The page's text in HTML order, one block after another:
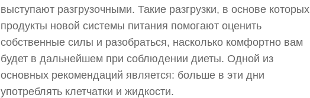
выступают разгрузочными. Такие разгрузки, в основе которых
продукты новой системы питания помогают оценить
собственные силы и разобраться, насколько комфортно вам
будет в дальнейшем при соблюдении диеты. Одной из
основных рекомендаций является: больше в эти дни
употреблять клетчатки и жидкости.